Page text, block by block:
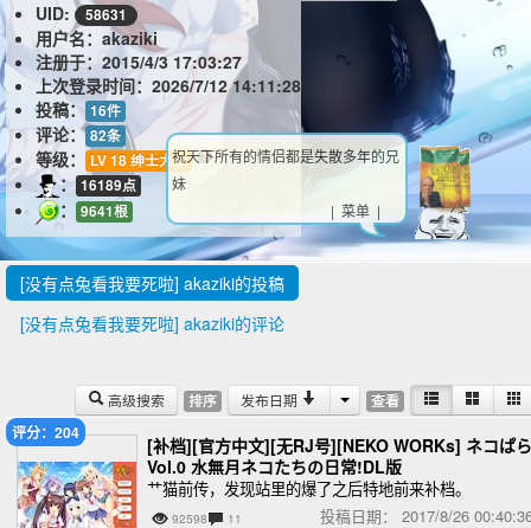
UID: 58631
用户名：akaziki
注册于： 2015/4/3 17:03:27
上次登录时间： 2026/7/12 14:11:28
投稿： 16件
评论： 82条
等级： LV 18 绅士大公
： 16189点
： 9641根
[没有点兔看我要死啦] akaziki的投稿
[没有点兔看我要死啦] akaziki的评论
高级搜索 排序 发布日期 查看
评分：204
[补档][官方中文][无RJ号][NEKO WORKs] ネコぱら
Vol.0 水無月ネコたちの日常!DL版
艹猫前传，发现站里的爆了之后特地前来补档。
92598 11 投稿日期： 2017/8/26
祝天下所有的情侣都是失散多年的兄
妹
| 菜单 |